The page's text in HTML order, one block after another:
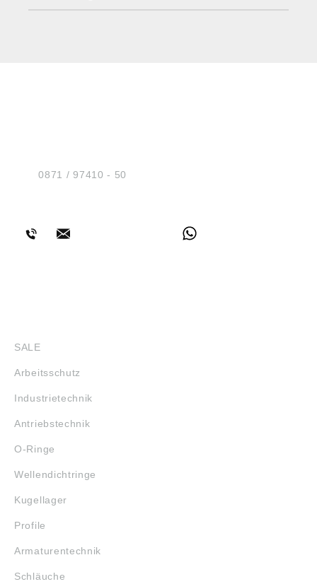
Tel.:0871 / 97410 - 50
SALE
Arbeitsschutz
Industrietechnik
Antriebstechnik
O-Ringe
Wellendichtringe
Kugellager
Profile
Armaturentechnik
Schläuche